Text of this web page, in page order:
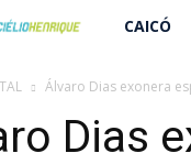
Lucielio
CAICÓ
Álvaro Dias exonera
Dias